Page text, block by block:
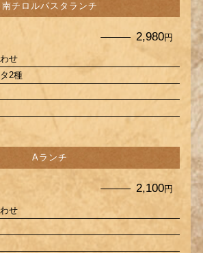
南チロルパスタランチ
2,980円
せ
2種
Aランチ
2,100円
せ